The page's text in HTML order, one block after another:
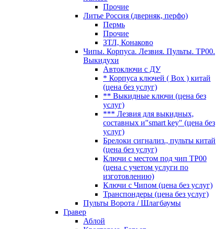
Прочие
Литье Россия (дверняк, перфо)
Пермь
Прочие
ЗТЛ, Конаково
Чипы. Корпуса. Лезвия. Пульты. TP00.
Выкидухи
Автоключи с ДУ
* Корпуса ключей ( Box ) китай
(цена без услуг)
** Выкидные ключи (цена без
услуг)
*** Лезвия для выкидных,
составных и"smart key" (цена без
услуг)
Брелоки сигнализ., пульты китай
(цена без услуг)
Ключи с местом под чип TP00
(цена с учетом услуги по
изготовлению)
Ключи с Чипом (цена без услуг)
Транспондеры (цена без услуг)
Пульты Ворота / Шлагбаумы
Гравер
Аблой